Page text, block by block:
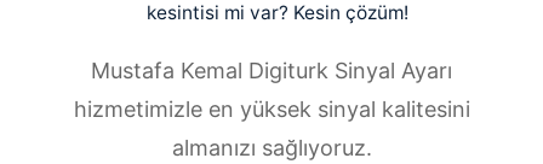
kesintisi mi var? Kesin çözüm!
Mustafa Kemal Digiturk Sinyal Ayarı
hizmetimizle en yüksek sinyal kalitesini
almanızı sağlıyoruz.